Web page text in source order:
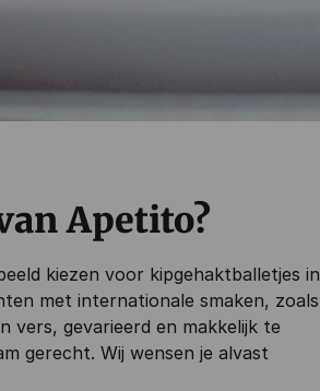
Apetito?
kiezen voor kipgehaktballetjes in
met internationale smaken, zoals
vers, gevarieerd en makkelijk te
gerecht. Wij wensen je alvast